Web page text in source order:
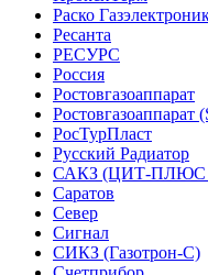
Раско
Ресанта
РЕСУРС
Россия
Ростовгазоаппарат
Ростовгазоаппарат
РосТурПласт
Русский Радиатор
САКЗ (ЦИТ-ПЛЮС
Саратов
Север
Сигнал
СИКЗ (Газотрон-С)